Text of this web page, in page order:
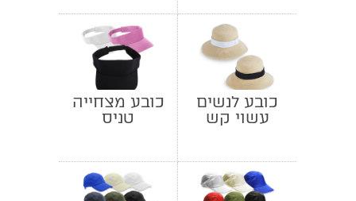
כובע לנשים
עשוי קש
כובע מצחייה
טניס